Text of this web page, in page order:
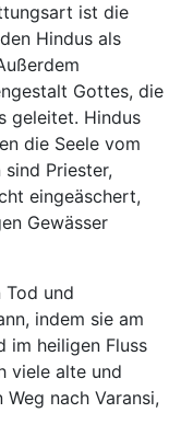
ist die
Hindus als
Gottes, die
geleitet. Hindus
die Seele vom
Priester,
eingeäschert,
Gewässer
Tod und
indem sie am
im heiligen Fluss
viele alte und
nach Varansi,